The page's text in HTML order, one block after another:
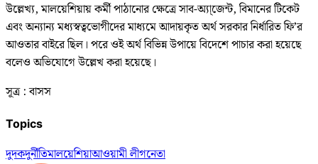
উল্লেখ্য, মালয়েশিয়ায় কর্মী পাঠানোর ক্ষেত্রে সাব-অ্যা্জেন্ট, বিমানের টিকেট
এবং অন্যান্য মধ্যস্বত্বভোগীদের মাধ্যমে আদায়কৃত অর্থ সরকার নির্ধারিত ফি’র
আওতার বাইরে ছিল। পরে ওই অর্থ বিভিন্ন উপায়ে বিদেশে পাচার করা হয়েছে
বলেও অভিযোগে উল্লেখ করা হয়েছে।
সূত্র : বাসস
Topics
দুদকদুর্নীতিমালয়েশিয়াআওয়ামী লীগনেতা